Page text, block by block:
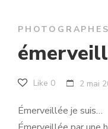
PHOTOGRAPHES
Like 0 2 mai
Émerveillée je suis…